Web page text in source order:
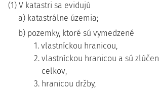
(1) V katastri sa evidujú
a) katastrálne územia;
b) pozemky, ktoré sú vymedzené
1. vlastníckou hranicou,
2. vlastníckou hranicou a sú
celkov,
3. hranicou držby,